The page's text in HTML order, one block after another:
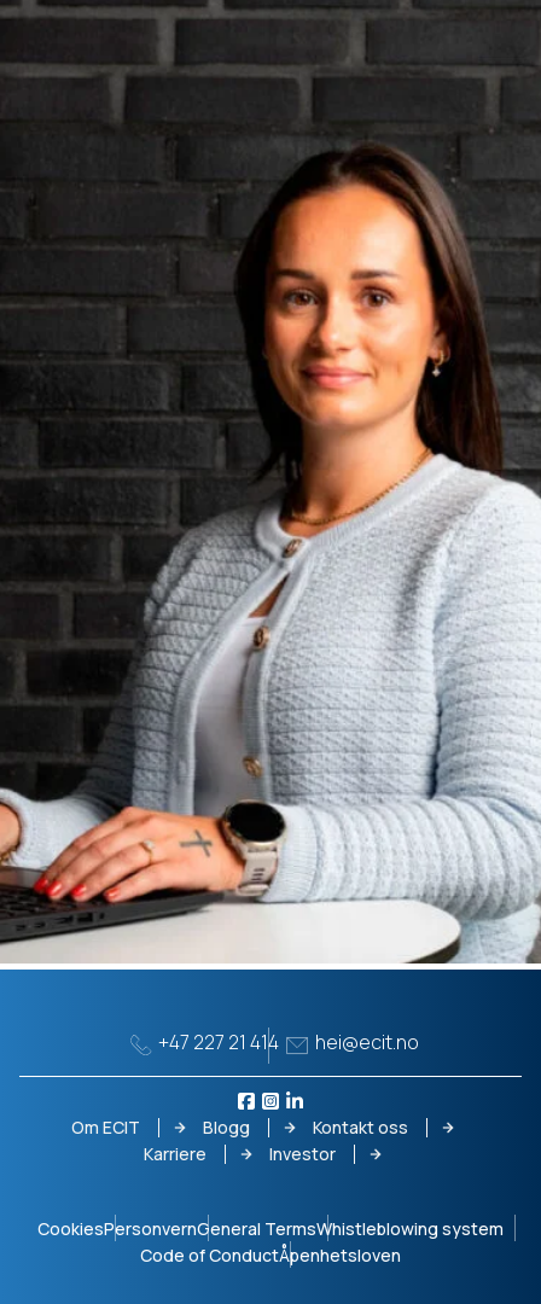
CookiesPersonvernGeneral TermsWhistleblowing system
Code of ConductÅpenhetsloven
+47 227 21 414 hei@ecit.no
Om ECIT Blogg
Kontakt oss
Karriere
Investor